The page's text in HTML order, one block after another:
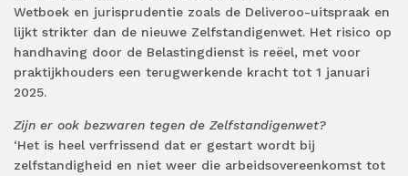
Wetboek en jurisprudentie zoals de Deliveroo-uitspraak en
lijkt strikter dan de nieuwe Zelfstandigenwet. Het risico op
handhaving door de Belastingdienst is reëel, met voor
praktijkhouders een terugwerkende kracht tot 1 januari
2025.
Zijn er ook bezwaren tegen de Zelfstandigenwet?
‘Het is heel verfrissend dat er gestart wordt bij
zelfstandigheid en niet weer die arbeidsovereenkomst tot